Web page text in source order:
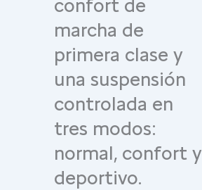
confort de
marcha de
primera clase y
una suspensión
controlada en
tres modos:
normal, confort y
deportivo.